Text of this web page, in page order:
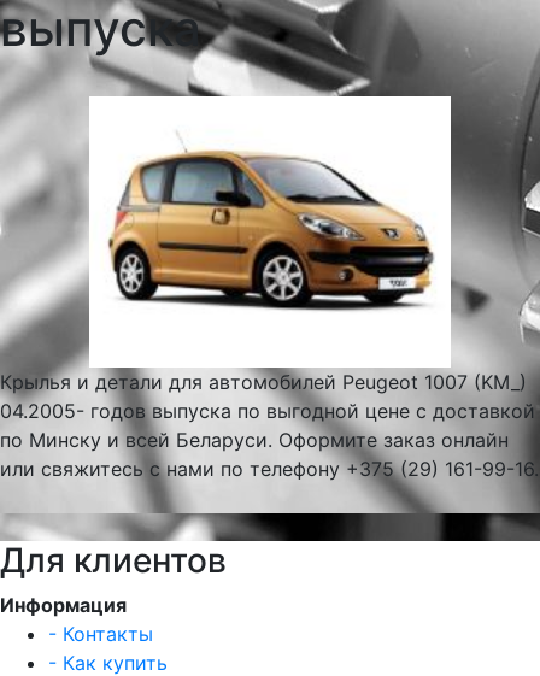
выпуска
Крылья и детали для автомобилей Peugeot 1007 (KM_)
04.2005- годов выпуска по выгодной цене с доставкой
по Минску и всей Беларуси. Оформите заказ онлайн
или свяжитесь с нами по телефону +375 (29) 161-99-16.
Для клиентов
Информация
- Контакты
- Как купить